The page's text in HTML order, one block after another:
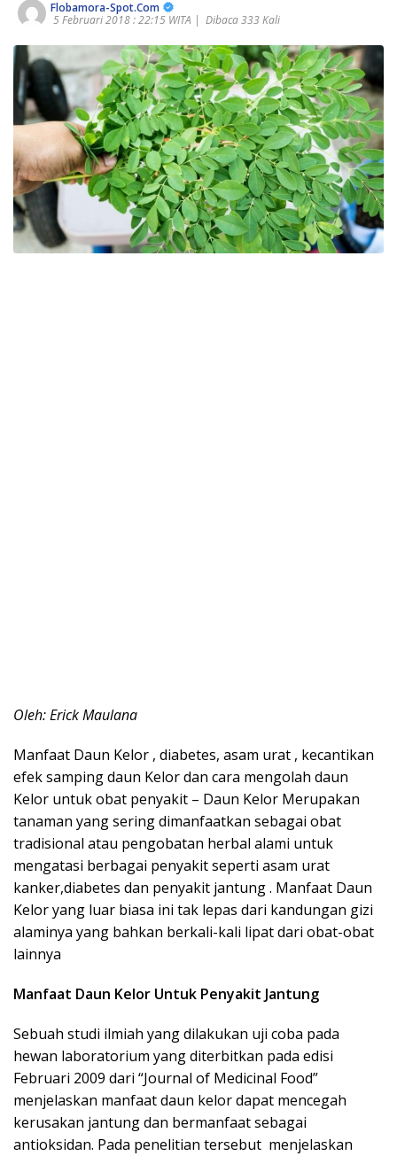
Flobamora-Spot.Com
5 Februari 2018 : 22:15 WITA | Dibaca 333 Kali
Oleh: Erick Maulana
Manfaat Daun Kelor , diabetes, asam urat , kecantikan
efek samping daun Kelor dan cara mengolah daun
Kelor untuk obat penyakit – Daun Kelor Merupakan
tanaman yang sering dimanfaatkan sebagai obat
tradisional atau pengobatan herbal alami untuk
mengatasi berbagai penyakit seperti asam urat
kanker,diabetes dan penyakit jantung . Manfaat Daun
Kelor yang luar biasa ini tak lepas dari kandungan gizi
alaminya yang bahkan berkali-kali lipat dari obat-obat
lainnya
Manfaat Daun Kelor Untuk Penyakit Jantung
Sebuah studi ilmiah yang dilakukan uji coba pada
hewan laboratorium yang diterbitkan pada edisi
Februari 2009 dari “Journal of Medicinal Food”
menjelaskan manfaat daun kelor dapat mencegah
kerusakan jantung dan bermanfaat sebagai
antioksidan. Pada penelitian tersebut menjelaskan